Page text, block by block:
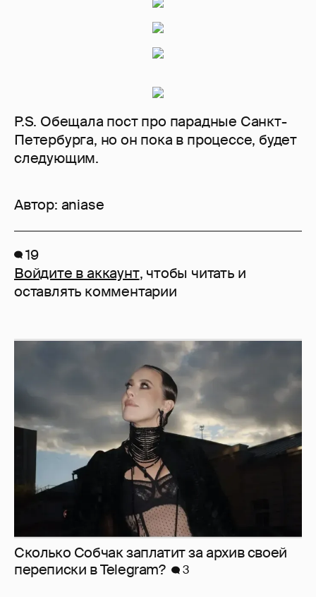
P.S. Обещала пост про парадные Санкт-
Петербурга, но он пока в процессе, будет
следующим.
Автор: aniase
19
Войдите в аккаунт, чтобы читать и
оставлять комментарии
Сколько Собчак заплатит за архив своей
перeписки в Telegram?
3